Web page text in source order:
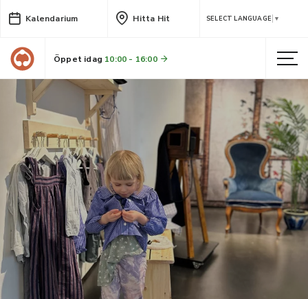
Kalendarium Hitta Hit SELECT LANGUAGE ▼
Öppet idag 10:00 - 16:00